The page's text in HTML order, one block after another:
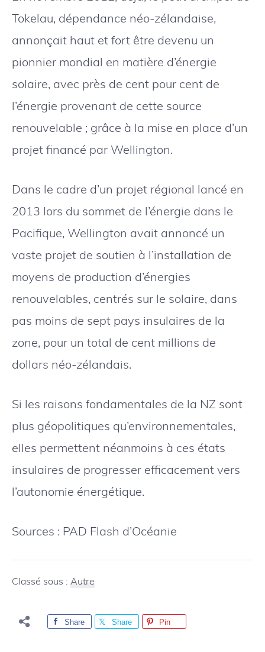
Tokelau, dépendance néo-zélandaise,
annonçait haut et fort être devenu un
pionnier mondial en matière d’énergie
solaire, avec près de cent pour cent de
l’énergie provenant de cette source
renouvelable ; grâce à la mise en place d’un
projet financé par Wellington.
Dans le cadre d’un projet régional lancé en
2013 lors du sommet de l’énergie dans le
Pacifique, Wellington avait annoncé un
vaste projet de soutien à l’installation de
moyens de production d’énergies
renouvelables, centrés sur le solaire, dans
pas moins de sept pays insulaires de la
zone, pour un total de cent millions de
dollars néo-zélandais.
Si les raisons fondamentales de la NZ sont
plus géopolitiques qu’environnementales,
elles permettent néanmoins à ces états
insulaires de progresser efficacement vers
l’autonomie énergétique.
Sources : PAD Flash d’Océanie
Classé sous : Autre
Share Share Pin